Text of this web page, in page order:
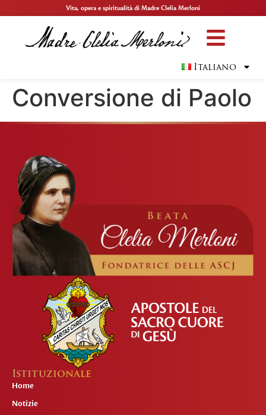
Vita, opera e spiritualità di Madre Clelia Merloni
Italiano
Conversione di Paolo
Istituzionale
Home
Notizie